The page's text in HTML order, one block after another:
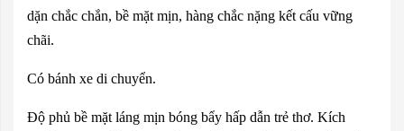
dặn chắc chắn, bề mặt mịn, hàng chắc nặng kết cấu vững
chãi.
Có bánh xe di chuyển.
Độ phủ bề mặt láng mịn bóng bẩy hấp dẫn trẻ thơ. Kích